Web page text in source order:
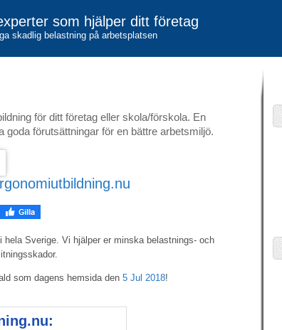
som hjälper ditt företag
skadlig belastning på arbetsplatsen
för ditt företag eller skola/förskola. En
goda förutsättningar för en bättre arbetsmiljö.
hela Sverige. Vi hjälper er minska belastnings- och
som dagens hemsida den 5 Jul 2018!